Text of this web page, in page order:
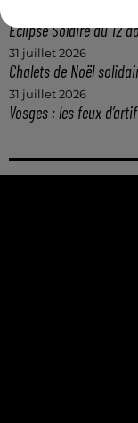
Eclipse Solaire du 12
31 juillet 2026
Chalets de Noël
31 juillet 2026
Vosges : les feux